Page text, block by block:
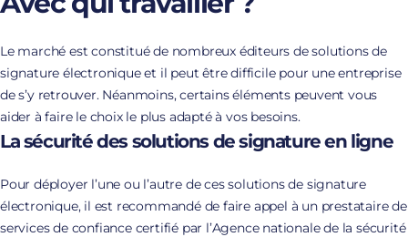
Le marché est constitué de nombreux éditeurs de solutions de
signature électronique et il peut être difficile pour une entreprise
de s’y retrouver. Néanmoins, certains éléments peuvent vous
aider à faire le choix le plus adapté à vos besoins.
La sécurité des solutions de signature en ligne
Pour déployer l’une ou l’autre de ces solutions de signature
électronique, il est recommandé de faire appel à un prestataire de
services de confiance certifié par l’Agence nationale de la sécurité